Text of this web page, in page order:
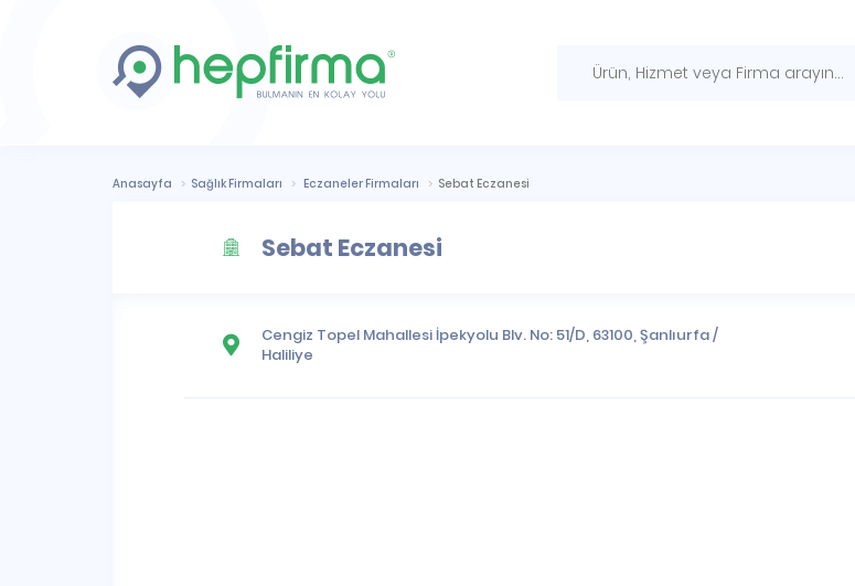
Anasayfa Sağlık Firmaları Eczaneler Firmaları Sebat Eczanesi
Sebat Eczanesi
Cengiz Topel Mahallesi İpekyolu Blv. No: 51/D, 63100,Şanlıurfa/
Haliliye